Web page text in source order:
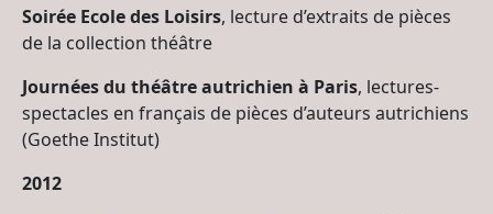
Soirée Ecole des Loisirs, lecture d’extraits de pièces
de la collection théâtre
Journées du théâtre autrichien à Paris, lectures-
spectacles en français de pièces d’auteurs autrichiens
(Goethe Institut)
2012